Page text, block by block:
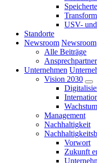
USV-
Standorte
Newsroom Newsroom
Alle Beiträge
Ansprechpartner
Unternehmen
Vision 2030
Wachstum
Management
Nachhaltigkeit
Vorwort
Zukunft